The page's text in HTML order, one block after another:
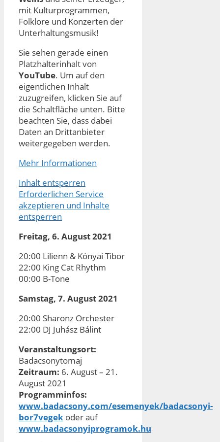
mit Kulturprogrammen,
Folklore und Konzerten der
Unterhaltungsmusik!
Sie sehen gerade einen
Platzhalterinhalt von
YouTube. Um auf den
eigentlichen Inhalt
zuzugreifen, klicken Sie auf
die Schaltfläche unten. Bitte
beachten Sie, dass dabei
Daten an Drittanbieter
weitergegeben werden.
Mehr Informationen
Inhalt entsperren
Erforderlichen Service
akzeptieren und Inhalte
entsperren
Freitag, 6. August 2021
20:00 Lilienn & Kónyai Tibor
22:00 King Cat Rhythm
00:00 B-Tone
Samstag, 7. August 2021
20:00 Sharonz Orchester
22:00 DJ Juhász Bálint
Veranstaltungsort:
Badacsonytomaj
Zeitraum: 6. August – 21.
August 2021
Programminfos:
www.badacsony.com/esemenyek/badacsonyi-
bor7vegek oder auf
www.badacsonyiprogramok.hu